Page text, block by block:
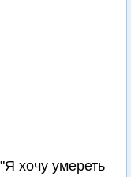
хочу умереть